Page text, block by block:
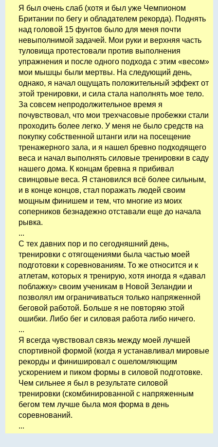
Я был очень слаб (хотя и был уже Чемпионом
Британии по бегу и обладателем рекорда). Поднять
над головой 15 фунтов было для меня почти
невыполнимой задачей. Мои руки и верхняя часть
туловища протестовали против выполнения
упражнения и после одного подхода с этим «весом»
мои мышцы были мертвы. На следующий день,
однако, я начал ощущать положительный эффект от
этой тренировки, и сила стала наполнять мое тело.
За совсем непродолжительное время я
почувствовал, что мои трехчасовые пробежки стали
проходить более легко. У меня не было средств на
покупку собственной штанги или на посещение
тренажерного зала, и я нашел бревно подходящего
веса и начал выполнять силовые тренировки в саду
нашего дома. К концам бревна я прибивал
свинцовые веса. Я становился всё более сильным,
и в конце концов, стал поражать людей своим
мощным финишем и тем, что многие из моих
соперников безнадежно отставали еще до начала
рывка.
...
С тех давних пор и по сегодняшний день,
тренировки с отягощениями была частью моей
подготовки к соревнованиям. То же относится и к
атлетам, которых я тренирую, хотя иногда я «давал
поблажку» своим ученикам в Новой Зеландии и
позволял им ограничиваться только напряженной
беговой работой. Больше я не повторяю этой
ошибки. Либо бег и силовая работа либо ничего.
...
Я всегда чувствовал связь между моей лучшей
спортивной формой (когда я устанавливал мировые
рекорды и финишировал c ошеломляющим
ускорением и пиком формы в силовой подготовке.
Чем сильнее я был в результате силовой
тренировки (скомбинированной с напряженным
бегом тем лучше была моя форма в день
соревнований.
...